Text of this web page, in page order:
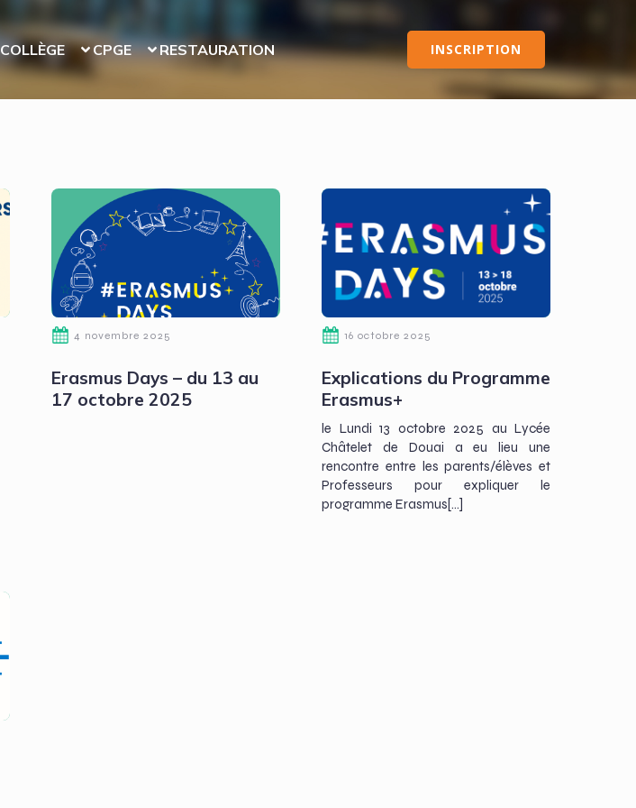
COLLÈGE CPGE RESTAURATION INSCRIPTION
4 novembre 2025
Erasmus Days – du 13 au
17 octobre 2025
16 octobre 2025
Explications du Programme
Erasmus+
le Lundi 13 octobre 2025 au Lycée
Châtelet de Douai a eu lieu une
rencontre entre les parents/élèves et
Professeurs pour expliquer le
programme Erasmus[…]